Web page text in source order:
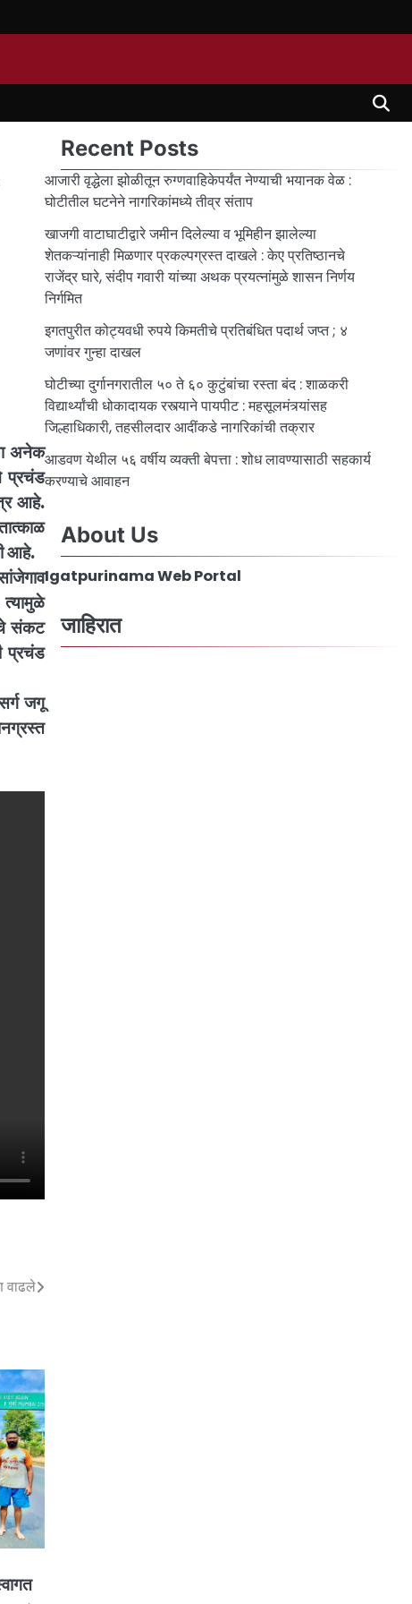
अनेक
प्रचंड
आहे.
आहे.
संकट
प्रचंड
जगू
वाढले
Recent Posts
आजारी वृद्धेला झोळीतून रुग्णवाहिकेपर्यंत नेण्याची भयानक वेळ :
घोटीतील घटनेने नागरिकांमध्ये तीव्र संताप
खाजगी वाटाघाटीद्वारे जमीन दिलेल्या व भूमिहीन झालेल्या
शेतकऱ्यांनाही मिळणार प्रकल्पग्रस्त दाखले : केए प्रतिष्ठानचे
राजेंद्र घारे, संदीप गवारी यांच्या अथक प्रयत्नांमुळे शासन निर्णय
निर्गमित
इगतपुरीत कोट्यवधी रुपये किमतीचे प्रतिबंधित पदार्थ जप्त ; ४
जणांवर गुन्हा दाखल
घोटीच्या दुर्गानगरातील ५० ते ६० कुटुंबांचा रस्ता बंद : शाळकरी
विद्यार्थ्यांची धोकादायक रस्त्याने पायपीट : महसूलमंत्र्यांसह
जिल्हाधिकारी, तहसीलदार आदींकडे नागरिकांची तक्रार
आडवण येथील ५६ वर्षीय व्यक्ती बेपत्ता : शोध लावण्यासाठी सहकार्य
करण्याचे आवाहन
About Us
Igatpurinama Web Portal
जाहिरात